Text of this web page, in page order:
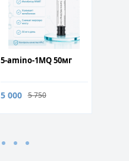
5-amino-1MQ 50мг
5 000 5 750